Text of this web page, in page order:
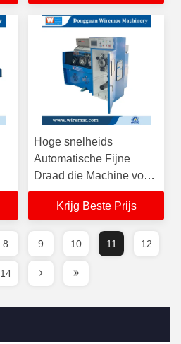
Hoge snelheids
Automatische Fijne
Draad die Machine voor
0.080.32mm O/P
Diameter maken
Krijg Beste Prijs
8 9 10 11 12
14